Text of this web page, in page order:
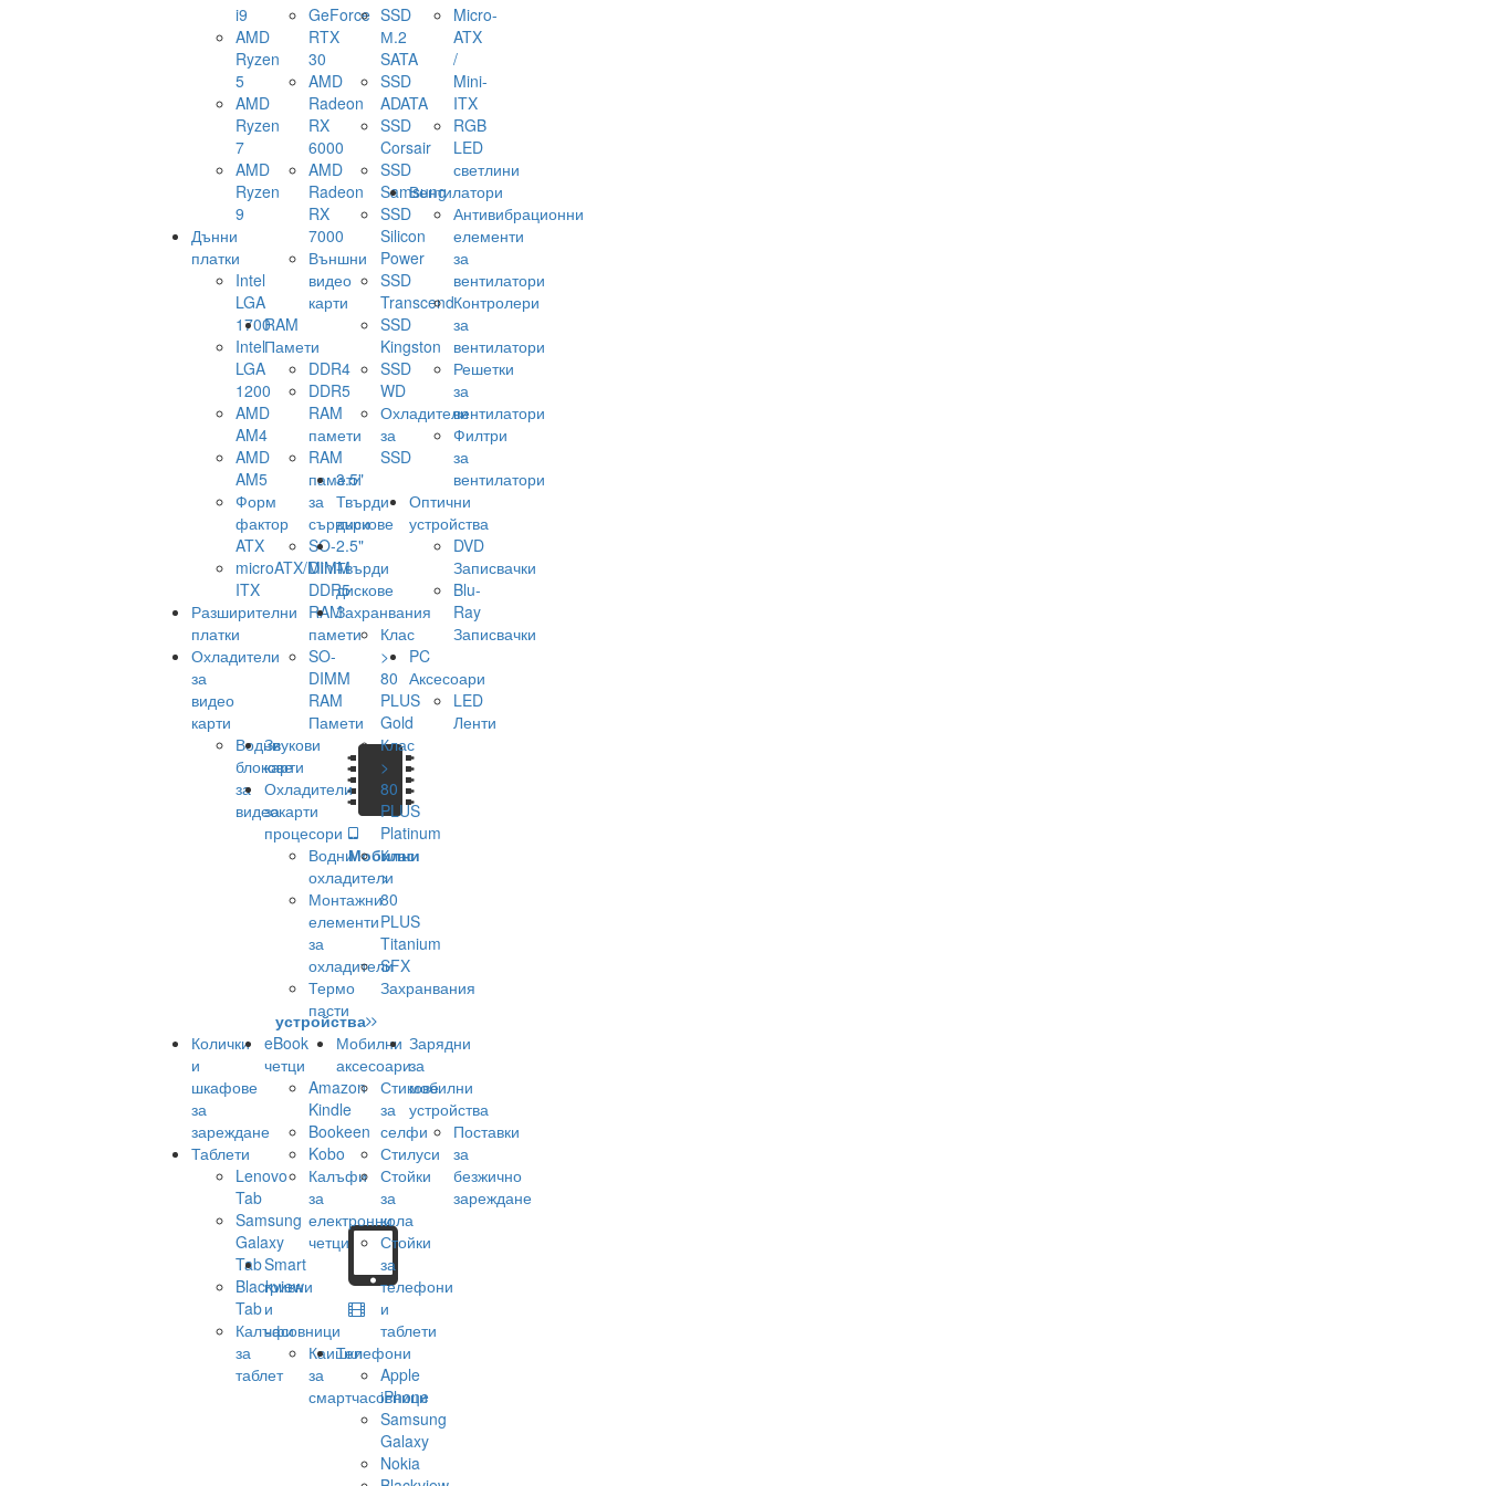
i9
AMD
Ryzen
5
AMD
Ryzen
7
AMD
Ryzen
9
Дънни
платки
Intel
LGA
1700
Intel
LGA
1200
AMD
AM4
AMD
AM5
Форм
фактор
ATX
microATX/Mini-
ITX
Разширителни
платки
Охладители
за
видео
карти
Водни
блокове
за
видеокарти
GeForce
RTX
30
AMD
Radeon
RX
6000
AMD
Radeon
RX
7000
Външни
видео
карти
RAM
Памети
DDR4
DDR5
RAM
памети
RAM
памети
за
сървъри
SO-
DIMM
DDR5
RAM
памети
SO-
DIMM
RAM
Памети
Звукови
карти
Охладители
за
процесори
Водни
охладители
Монтажни
елементи
за
охладители
Термо
пасти
SSD
М.2
SATA
SSD
ADATA
SSD
Corsair
SSD
Samsung
SSD
Silicon
Power
SSD
Transcend
SSD
Kingston
SSD
WD
Охладители
за
SSD
3.5"
Твърди
дискове
2.5"
Твърди
дискове
Захранвания
Клас
>
80
PLUS
Gold
Клас
>
80
PLUS
Platinum
Клас
>
80
PLUS
Titanium
SFX
Захранвания
Micro-
ATX
/
Mini-
ITX
RGB
LED
светлини
Вентилатори
Антивибрационни
елементи
за
вентилатори
Контролери
за
вентилатори
Решетки
за
вентилатори
Филтри
за
вентилатори
Оптични
устройства
DVD
Записвачки
Blu-
Ray
Записвачки
PC
Аксесоари
LED
Ленти
Мобилни
устройства
Колички
и
шкафове
за
зареждане
Таблети
Lenovo
Tab
Samsung
Galaxy
Tab
Blackview
Tab
Калъфи
за
таблет
eBook
четци
Amazon
Kindle
Bookeen
Kobo
Калъфи
за
електронни
четци
Smart
гривни
и
часовници
Каишки
за
смартчасовници
Мобилни
аксесоари
Стикове
за
селфи
Стилуси
Стойки
за
кола
Стойки
за
телефони
и
таблети
Телефони
Apple
iPhone
Samsung
Galaxy
Nokia
Зарядни
за
мобилни
устройства
Поставки
за
безжично
зареждане